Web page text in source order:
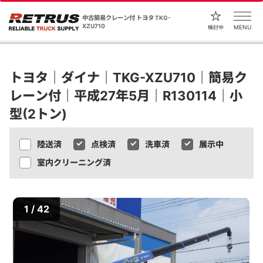
中古簡易クレーン付 トヨタ TKG-
XZU710
検討中 MENU
トヨタ｜ダイナ｜TKG-XZU710｜簡易ク
レーン付｜平成27年5月｜R130114｜小
型(2トン)
陸送済 点検済 洗車済
展示中
室内クリーニング済
1 / 42